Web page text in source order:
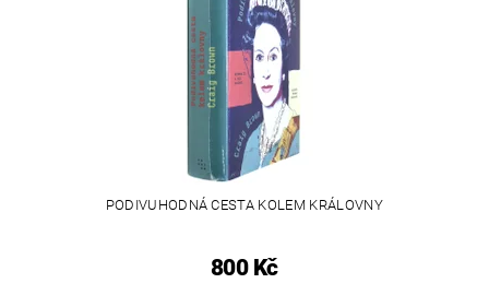
PODIVUHODNÁ CESTA KOLEM KRÁLOVNY
800 Kč